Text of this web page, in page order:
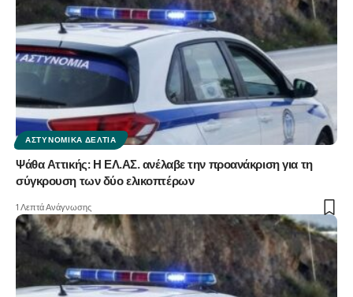
ΑΣΤΥΝΟΜΙΚΆ ΔΕΛΤΊΑ
Ψάθα Αττικής: Η ΕΛ.ΑΣ. ανέλαβε την προανάκριση για τη
σύγκρουση των δύο ελικοπτέρων
1 Λεπτά Ανάγνωσης